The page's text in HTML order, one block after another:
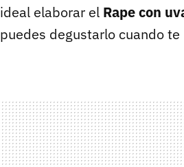
ideal elaborar el Rape con
puedes degustarlo cuando te